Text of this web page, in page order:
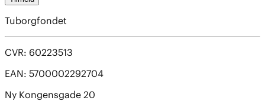
Tuborgfondet
CVR: 60223513
EAN: 5700002292704
Ny Kongensgade 20